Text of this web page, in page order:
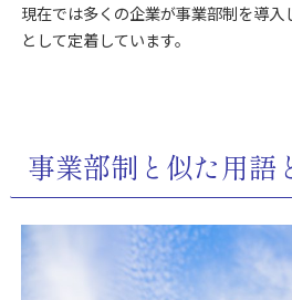
現在では多くの企業が事業部制を導入
として定着しています。
事業部制と似た用語